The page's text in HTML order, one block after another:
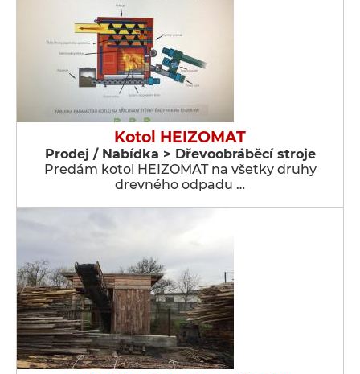
Kotol HEIZOMAT
Prodej / Nabídka > Dřevoobráběcí stroje
Predám kotol HEIZOMAT na všetky druhy
drevného odpadu …